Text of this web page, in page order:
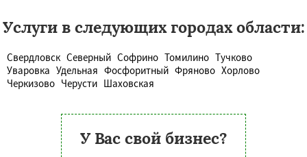
Услуги в следующих городах области:
Свердловск Северный Софрино Томилино Тучково
Уваровка Удельная Фосфоритный Фряново Хорлово
Черкизово Черусти Шаховская
У Вас свой бизнес?